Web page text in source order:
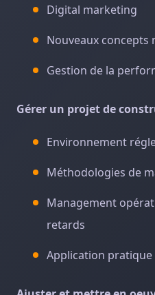
Digital marketing
Nouveaux concepts
Gestion de la
Gérer un projet de
Environnement
Méthodologies de
Management
retards
Application